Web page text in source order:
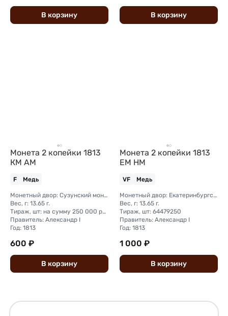
В корзину В корзину
Монета 2 копейки 1813
КМ АМ
F Медь
Монетный двор: Сузунский монетный двор (Сибирь)
Вес, г: 13.65 г.
Тираж, шт: на сумму 250 000 рублей (сумма 2 копейки + 1 копейка + деньга)
Правитель: Александр I
Год: 1813
600 ₽
В корзину
Монета 2 копейки 1813
ЕМ НМ
VF Медь
Монетный двор: Екатеринбургский монетный двор
Вес, г: 13.65 г.
Тираж, шт: 64479250
Правитель: Александр I
Год: 1813
1 000 ₽
В корзину